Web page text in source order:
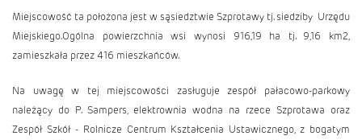
Miejscowość ta położona jest w sąsiedztwie Szprotawy tj. siedziby Urzędu
Miejskiego.Ogólna powierzchnia wsi wynosi 916,19 ha tj. 9,16 km2,
zamieszkała przez 416 mieszkańców.
Na uwagę w tej miejscowości zasługuje zespół pałacowo-parkowy
należący do P. Sampers, elektrownia wodna na rzece Szprotawa oraz
Zespół Szkół - Rolnicze Centrum Kształcenia Ustawicznego, z bogatym